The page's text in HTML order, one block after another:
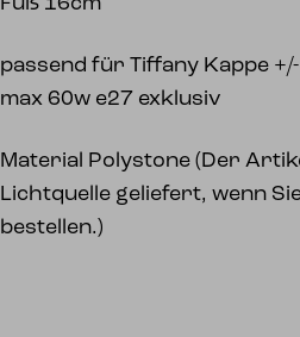
passend für Tiffany Kappe
max 60w e27 exklusiv
Material Polystone (Der
Lichtquelle geliefert, wenn
bestellen.)